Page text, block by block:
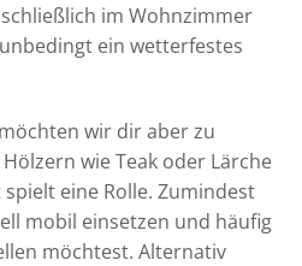
im Wohnzimmer
ein wetterfestes
wir dir aber zu
wie Teak oder Lärche
eine Rolle. Zumindest
mobil einsetzen und häufig
möchtest. Alternativ